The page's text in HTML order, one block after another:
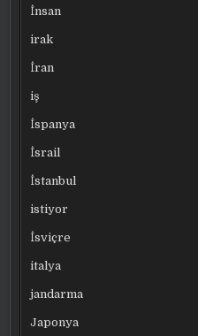
İnsan
irak
İran
iş
İspanya
İsrail
İstanbul
istiyor
İsviçre
italya
jandarma
Japonya